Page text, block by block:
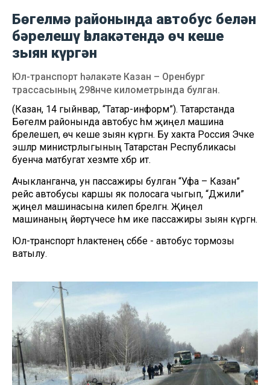
Бөгелмә районында автобус белән
бәрелешү һәлакәтендә өч кеше
зыян күргән
Юл-транспорт һәлакәте Казан – Оренбург
трассасының 298нче километрында булган.
(Казан, 14 гыйнвар, “Татар-информ”). Татарстанда
Бөгелмә районында автобус һәм җиңел машина
бәрелешеп, өч кеше зыян күргән. Бу хакта Россия Эчке
эшләр министрлыгының Татарстан Республикасы
буенча матбугат хезмәте хәбәр итә.
Ачыкланганча, ун пассажиры булган “Уфа – Казан”
рейс автобусы каршы як полосага чыгып, “Джили”
җиңел машинасына килеп бәрелгән. Җиңел
машинаның йөртүчесе һәм ике пассажиры зыян күргән.
Юл-транспорт һәлакәтенең сәбәбе - автобус тормозы
ватылу.